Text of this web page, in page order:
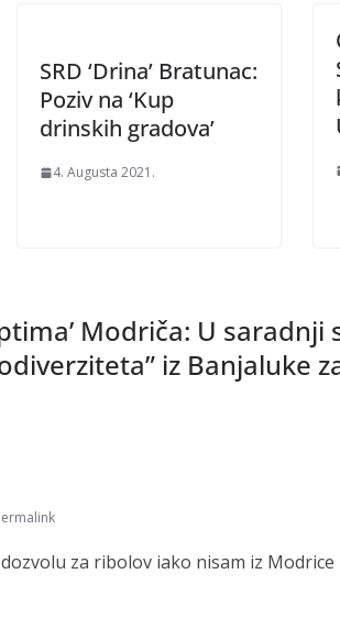
SRD ‘Drina’ Bratunac:
Poziv na ‘Kup
drinskih gradova’
4. Augusta 2021.
Modriča: U saradnji
iz Banjaluke
za ribolov iako nisam iz Modrice